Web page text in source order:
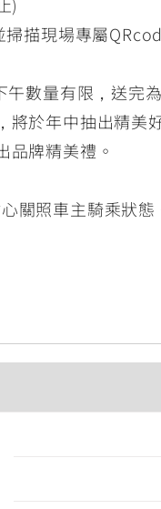
描現場專屬
數量有限，送完
於年中抽出精美
牌精美禮。
關照車主騎乘狀態